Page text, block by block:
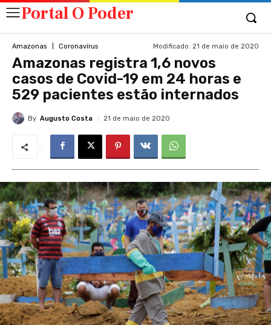
Portal O Poder
Amazonas Coronavírus Modificado: 21 de maio de 2020
Amazonas registra 1,6 novos
casos de Covid-19 em 24 horas e
529 pacientes estão internados
By Augusto Costa 21 de maio de 2020